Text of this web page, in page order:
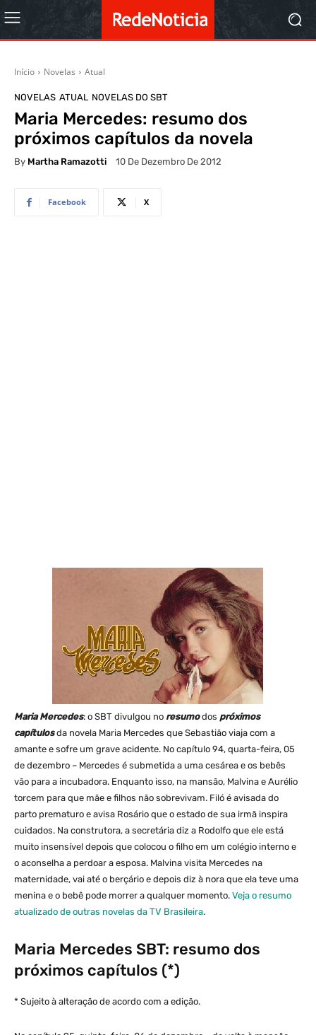
Início Novelas Atual
NOVELAS ATUAL NOVELAS DO SBT
Maria Mercedes: resumo dos
próximos capítulos da novela
By Martha Ramazotti 10 De Dezembro De 2012
Facebook X
Maria Mercedes: o SBT divulgou no resumodos próximos
capítulosda novela Maria Mercedes que Sebastião viaja com a
amante e sofre um grave acidente. No capítulo 94, quarta-feira, 05
de dezembro – Mercedes é submetida a uma cesárea e os bebês
vão para a incubadora. Enquanto isso, na mansão, Malvina e Aurélio
torcem para que mãe e filhos não sobrevivam. Filó é avisada do
parto prematuro e avisa Rosário que o estado de sua irmã inspira
cuidados. Na construtora, a secretária diz a Rodolfo que ele está
muito insensível depois que colocou o filho em um colégio interno e
o aconselha a perdoar a esposa. Malvina visita Mercedes na
maternidade, vai até o berçário e depois diz à nora que ela teve uma
menina e o bebê pode morrer a qualquer momento. Veja o resumo
atualizado de outras novelas da TV Brasileira.
Maria Mercedes SBT: resumo dos
próximos capítulos (*)
* Sujeito à alteração de acordo com a edição.